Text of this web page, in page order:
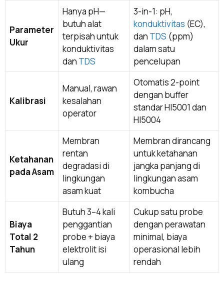
Parameter
Ukur
Hanya pH—
butuh alat
terpisah untuk
konduktivitas
dan TDS
3-in-1: pH,
konduktivitas (EC),
dan TDS (ppm)
dalam satu
pencelupan
Kalibrasi
Manual, rawan
kesalahan
operator
Otomatis 2-point
dengan buffer
standar HI5001 dan
HI5004
Ketahanan
pada Asam
Membran
rentan
degradasi di
lingkungan
asam kuat
Membran dirancang
untuk ketahanan
jangka panjang di
lingkungan asam
kombucha
Biaya
Total 2
Tahun
Butuh 3–4 kali
penggantian
probe + biaya
elektrolit isi
ulang
Cukup satu probe
dengan perawatan
minimal, biaya
operasional lebih
rendah